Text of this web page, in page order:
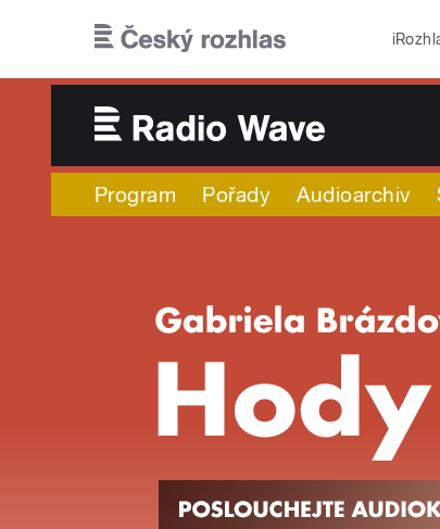
Program Pořady Audioarchiv